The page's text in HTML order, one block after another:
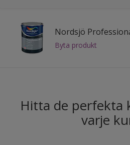
Byta produkt
Hitta de perfekta
varje